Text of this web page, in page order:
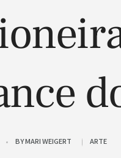
BYMARI WEIGERT ARTE